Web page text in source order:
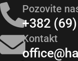
Pozovite
+382
Kontakt